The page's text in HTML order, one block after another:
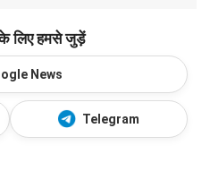
लिए हमसे जुड़ें
News
Telegram